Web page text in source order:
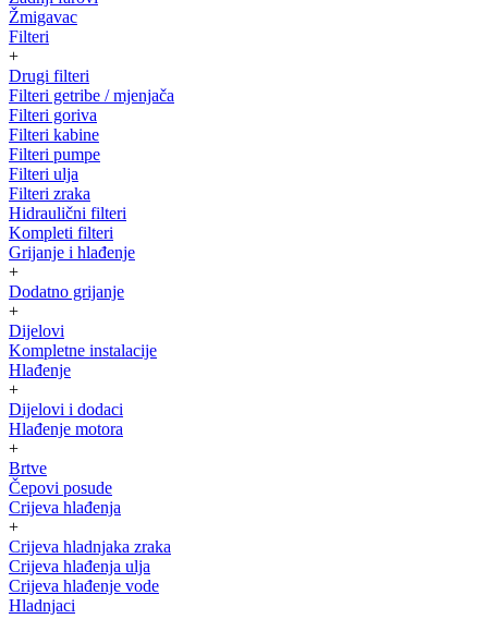
Žmigavac
Filteri
+
Drugi filteri
Filteri getribe / mjenjača
Filteri goriva
Filteri kabine
Filteri pumpe
Filteri ulja
Filteri zraka
Hidraulični filteri
Kompleti filteri
Grijanje i hlađenje
+
Dodatno grijanje
+
Dijelovi
Kompletne instalacije
Hlađenje
+
Dijelovi i dodaci
Hlađenje motora
+
Brtve
Čepovi posude
Crijeva hlađenja
+
Crijeva hladnjaka zraka
Crijeva hlađenja ulja
Crijeva hlađenje vode
Hladnjaci